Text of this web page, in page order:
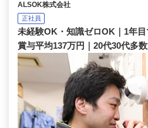
ALSOK株式会社
正社員
未経験OK・知識ゼロOK｜1年目
賞与平均137万円｜20代30代多数